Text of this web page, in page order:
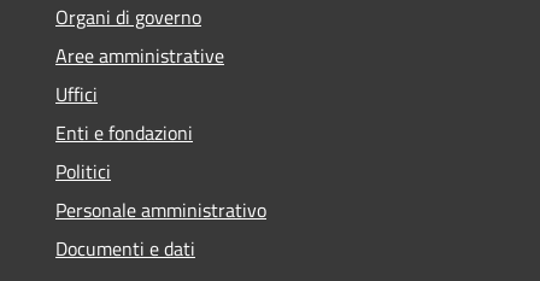
Organi di governo
Aree amministrative
Uffici
Enti e fondazioni
Politici
Personale amministrativo
Documenti e dati